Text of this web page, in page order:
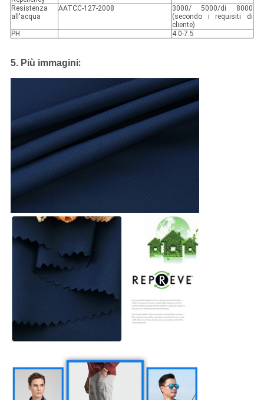
Resistenza
all'acqua
AATCC-127-2008
3000/ 5000/di 8000
(secondo i requisiti di
cliente)
PH
4.0-7.5
5. Più immagini: